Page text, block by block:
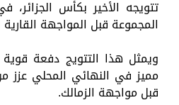
تتويجه الأخير بكأس الجزائر،
المجموعة قبل المواجهة القارية
ويمثل هذا التتويج دفعة
مميز في النهائي المحلي عزز
قبل مواجهة الزمالك.